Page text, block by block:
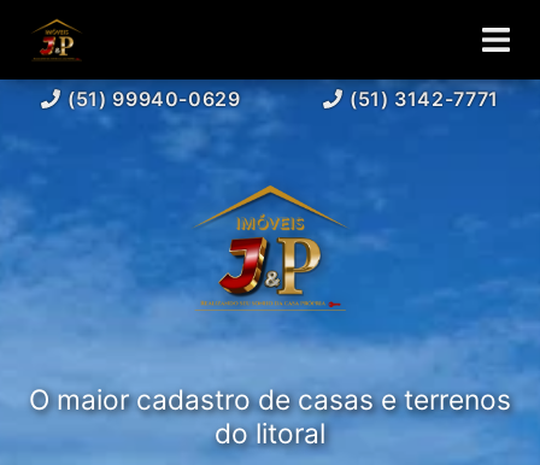
(51) 99940-0629 (51) 3142-7771
O maior cadastro de casas e terrenos
do litoral